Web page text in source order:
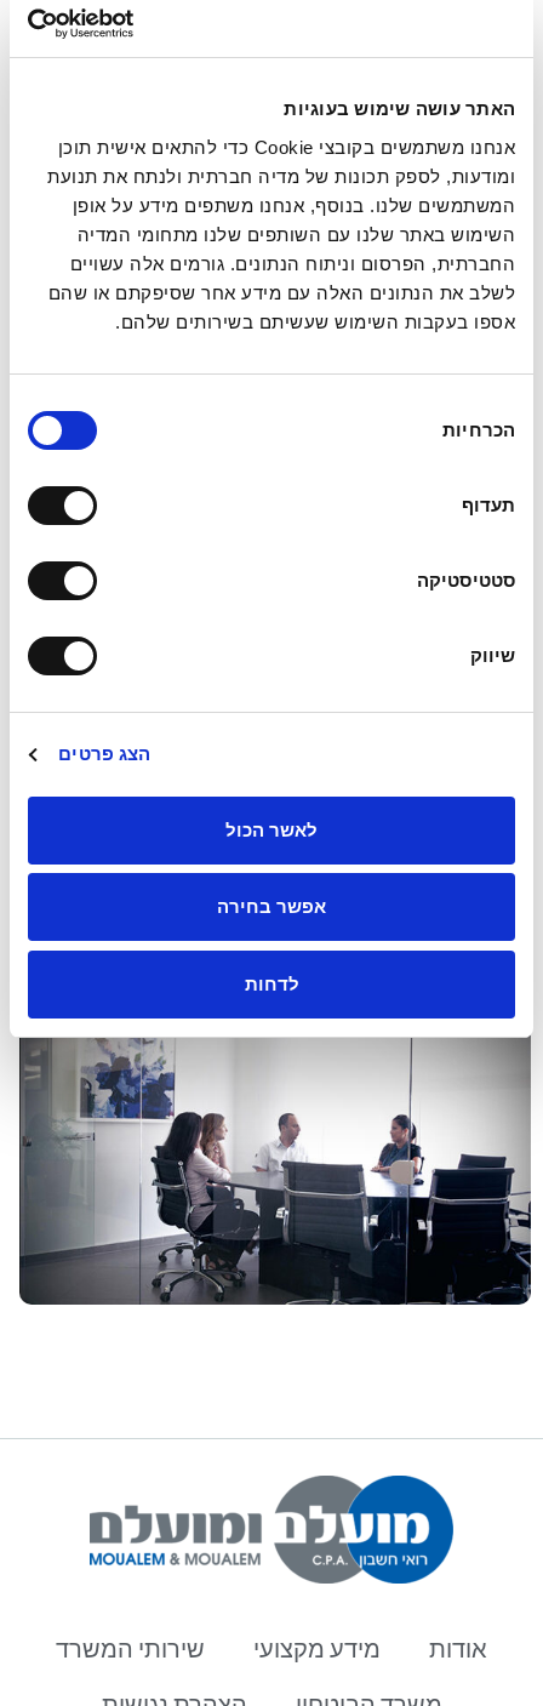
האתר עושה שימוש בעוגיות
אנחנו משתמשים בקובצי Cookie כדי להתאים אישית תוכן
ומודעות, לספק תכונות של מדיה חברתית ולנתח את תנועת
המשתמשים שלנו. בנוסף, אנחנו משתפים מידע על אופן
השימוש באתר שלנו עם השותפים שלנו מתחומי המדיה
החברתית, הפרסום וניתוח הנתונים. גורמים אלה עשויים
לשלב את הנתונים האלה עם מידע אחר שסיפקתם או שהם
אספו בעקבות השימוש שעשיתם בשירותים שלהם.
הסכמה
הכרחיות
תעדוף
סטטיסטיקה
שיווק
הצג פרטים
לאשר הכול
אפשר בחירה
לדחות
לכל שאלה , מלאו את הפרטים ואחד
מנציגינו יחזור אליכם בהקדם . נשמח
לעמוד לשרותכם.
של אתר
muallem@muallem-cpa.co.il
אודות מידע מקצועי
שירותי המשרד